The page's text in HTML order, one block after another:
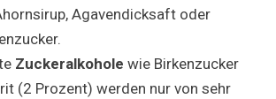
Agavendicksaft oder
Zuckeralkohole wie Birkenzucker
(2 Prozent) werden nur von sehr